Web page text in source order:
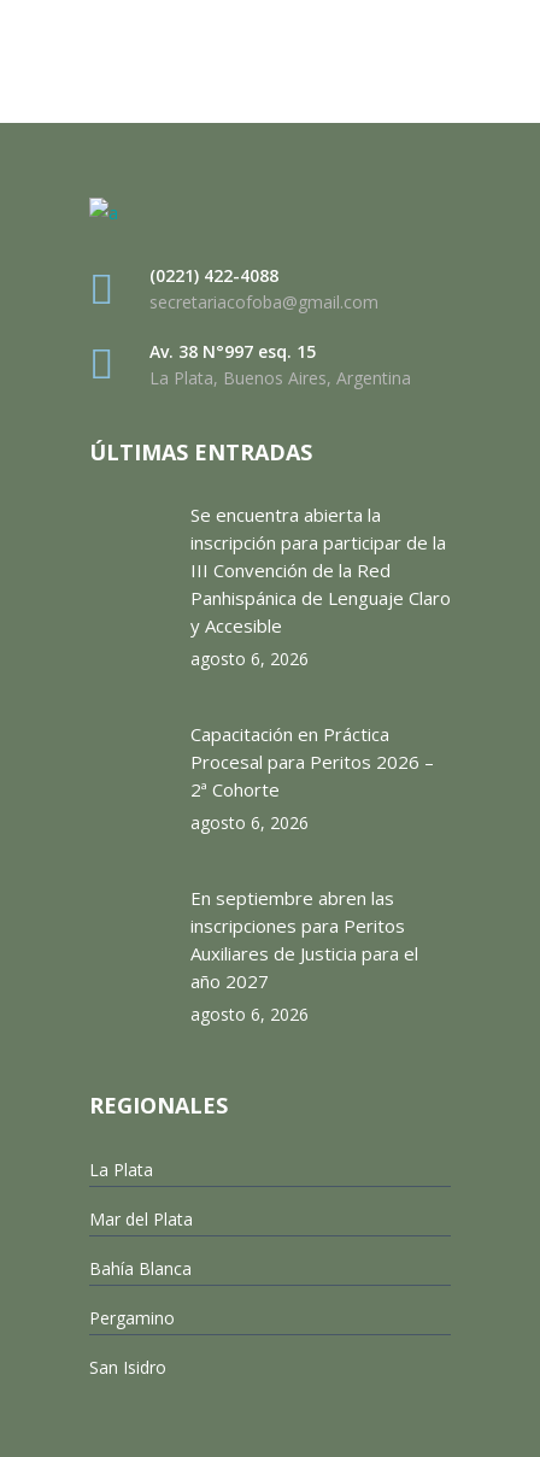
(0221) 422-4088
secretariacofoba@gmail.com
Av. 38 N°997 esq. 15
La Plata, Buenos Aires, Argentina
ÚLTIMAS ENTRADAS
Se encuentra abierta la
inscripción para participar de la
III Convención de la Red
Panhispánica de Lenguaje Claro
y Accesible
agosto 6, 2026
Capacitación en Práctica
Procesal para Peritos 2026 –
2ª Cohorte
agosto 6, 2026
En septiembre abren las
inscripciones para Peritos
Auxiliares de Justicia para el
año 2027
agosto 6, 2026
REGIONALES
La Plata
Mar del Plata
Bahía Blanca
Pergamino
San Isidro